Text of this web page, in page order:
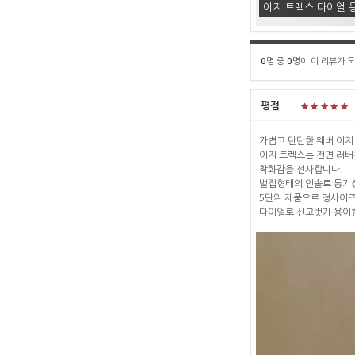
이지 트렉스 다이얼
0명 중 0명이 이 리뷰가
평점
가볍고 탄탄한 웨버 이
이지 트렉스는 전면 러
착화감을 선사합니다.
벌집형태의 인솔로 통
5단위 제품으로 정사이
다이얼로 신고벗기 용